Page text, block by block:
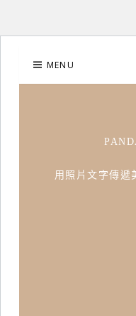
content
MENU
用照片文字傳遞